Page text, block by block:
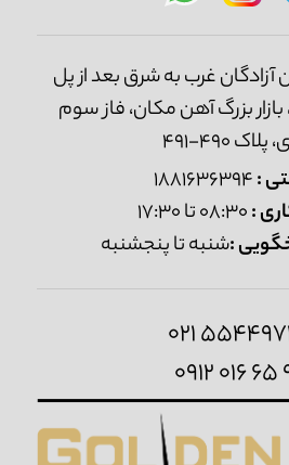
آزادگان غرب به شرق بعد از پل
بزرگ آهن مکان، فاز سوم
490-491
:
1881636394
:
:شنبه تا پنجشنبه
021
0912 016